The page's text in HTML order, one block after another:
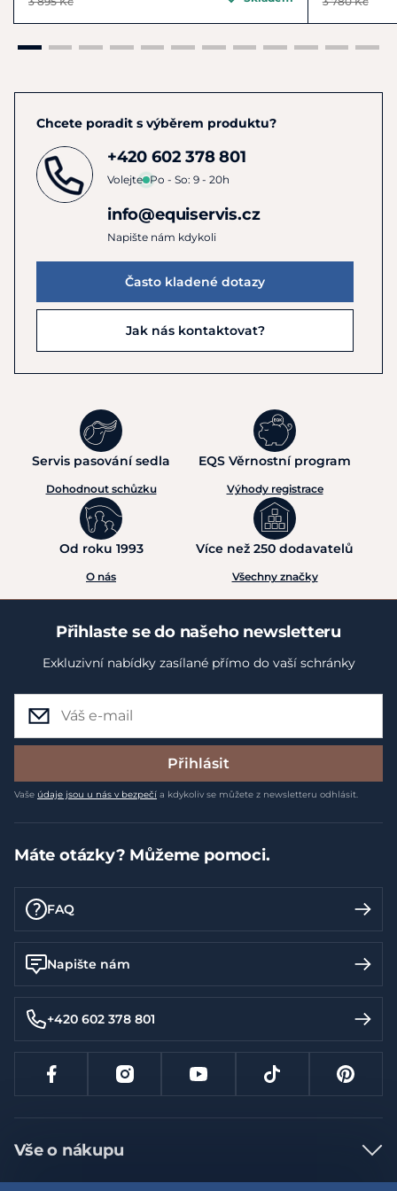
Chcete poradit s výběrem produktu?
+420 602 378 801
Volejte Po - So: 9 - 20h
info@equiservis.cz
Napište nám kdykoli
Často kladené dotazy
Jak nás kontaktovat?
Servis pasování sedla
Dohodnout schůzku
EQS Věrnostní program
Výhody registrace
Od roku 1993
O nás
Více než 250 dodavatelů
Všechny značky
Přihlaste se do našeho newsletteru
Exkluzivní nabídky zasílané přímo do vaší schránky
Přihlásit
Vaše údaje jsou u nás v bezpečí a kdykoliv se můžete z newsletteru odhlásit.
Máte otázky? Můžeme pomoci.
FAQ
Napište nám
+420 602 378 801
Vše o nákupu
Jak nakupovat